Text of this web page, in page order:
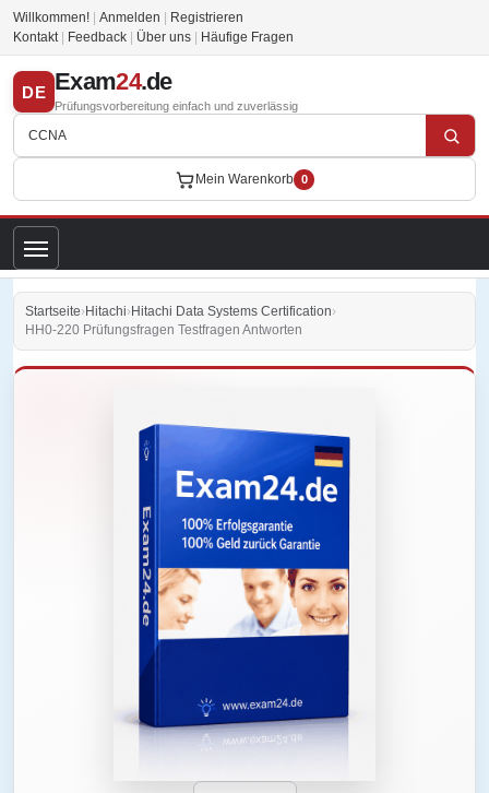
Willkommen! Anmelden
Registrieren
Kontakt
Feedback Über uns Häufige Fragen
DE Exam24.de
Prüfungsvorbereitung einfach und zuverlässig
Mein Warenkorb 0
Startseite›Hitachi›Hitachi Data Systems Certification›
HH0-220 Prüfungsfragen Testfragen Antworten